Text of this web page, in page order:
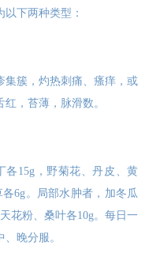
下两种类型：
集簇，灼热刺痛、瘙痒，或
，苔薄，脉滑数。
各15g，野菊花、丹皮、黄
6g。局部水肿者，加冬瓜
花粉、桑叶各10g。每日一
晚分服。